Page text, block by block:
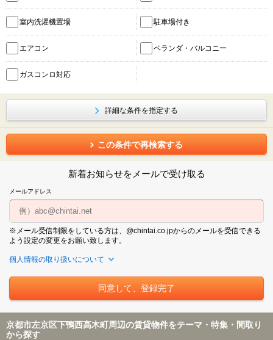
室内洗濯機置場 駐車場付き
エアコン ベランダ・バルコニー
ガスコンロ対応
詳細な条件を指定する
この条件で再検索する
新着お知らせをメールで受け取る
メールアドレス
※メール受信制限をしている方は、@chintai.co.jpからのメールを受信できる
よう設定の変更をお願い致します。
個人情報の取り扱いについて
京都市左京区下鴨西高木町周辺の賃貸物件をテーマ・特集・間取り
から探す